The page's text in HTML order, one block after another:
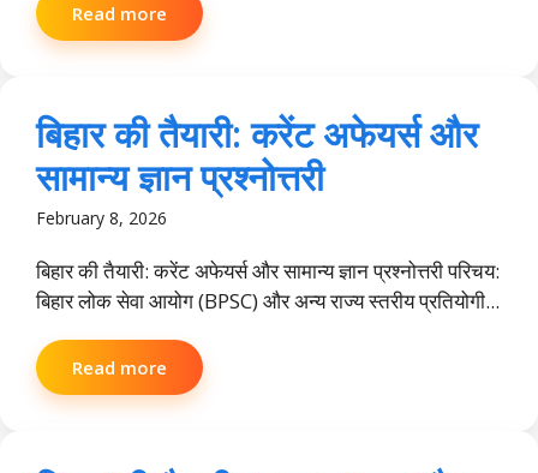
Read more
बिहार की तैयारी: करेंट अफेयर्स और
सामान्य ज्ञान प्रश्नोत्तरी
February 8, 2026
बिहार की तैयारी: करेंट अफेयर्स और सामान्य ज्ञान प्रश्नोत्तरी परिचय:
बिहार लोक सेवा आयोग (BPSC) और अन्य राज्य स्तरीय प्रतियोगी...
Read more